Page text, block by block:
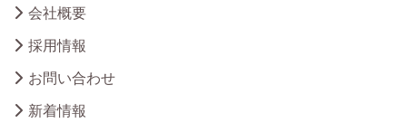
会社概要
採用情報
お問い合わせ
新着情報